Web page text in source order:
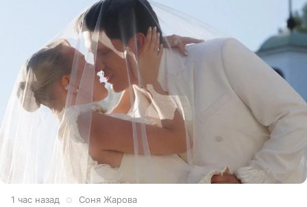
1 час назад Соня Жарова